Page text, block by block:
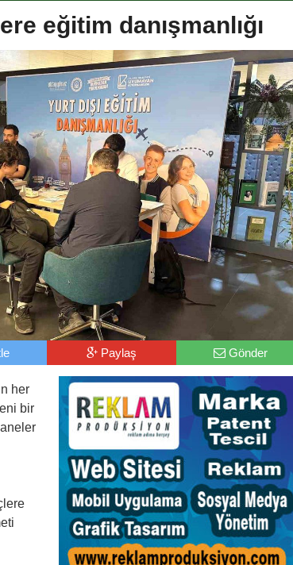
eğitim danışmanlığı
Paylaş Gönder
her
bir
karar
Antrenörlüğe ”Hayır” diyen Mertens,
Galatasaray’dan bakın ne istedi